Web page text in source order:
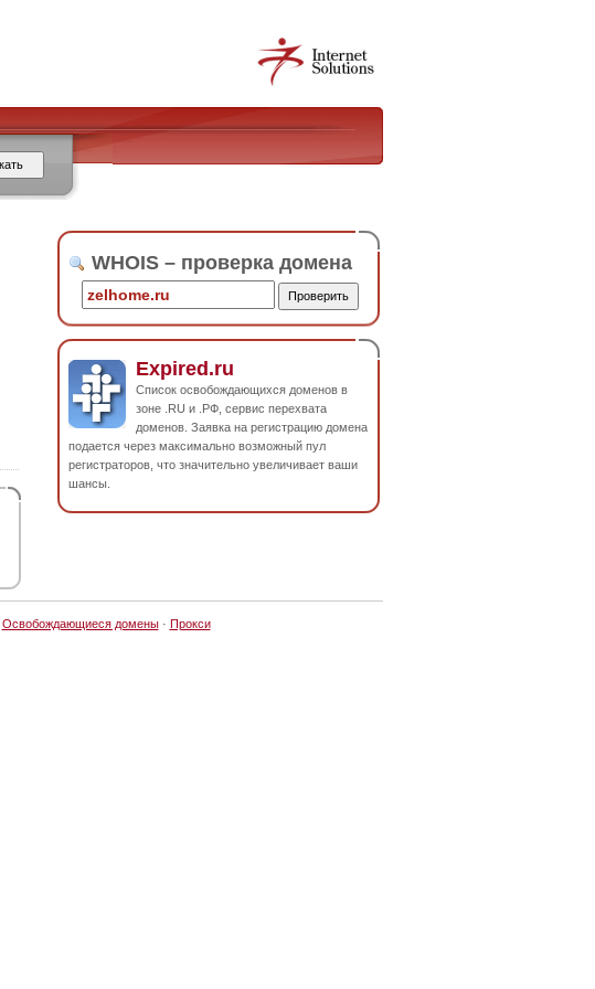
WHOIS – проверка домена
Expired.ru
Список освобождающихся доменов в
зоне .RU и .РФ, сервис перехвата
доменов. Заявка на регистрацию домена
подается через максимально возможный пул
регистраторов, что значительно увеличивает ваши
шансы.
Освобождающиеся домены· Прокси